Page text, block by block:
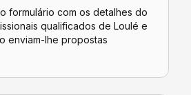
formulário com os detalhes do
qualificados de Loulé e
enviam-lhe propostas